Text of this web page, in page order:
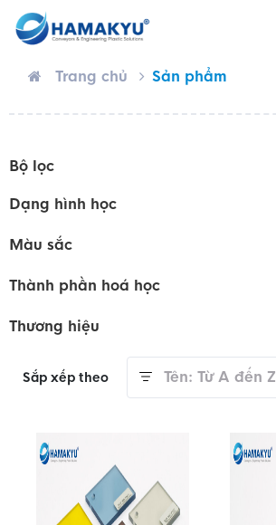
Trang chủ Sản phẩm
Bộ lọc
Dạng hình học
Màu sắc
Thành phần hoá học
Thương hiệu
Sắp xếp theo Tên: Từ A đến Z